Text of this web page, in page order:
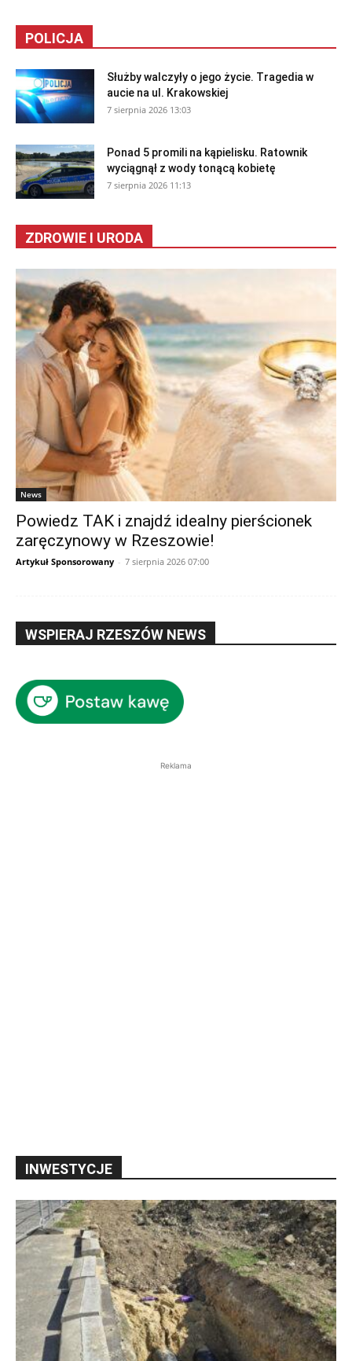
POLICJA
Służby walczyły o jego życie. Tragedia w
aucie na ul. Krakowskiej
7 sierpnia 2026 13:03
Ponad 5 promili na kąpielisku. Ratownik
wyciągnął z wody tonącą kobietę
7 sierpnia 2026 11:13
ZDROWIE I URODA
News
Powiedz TAK i znajdź idealny pierścionek
zaręczynowy w Rzeszowie!
Artykuł Sponsorowany - 7 sierpnia 2026 07:00
WSPIERAJ RZESZÓW NEWS
Reklama
INWESTYCJE